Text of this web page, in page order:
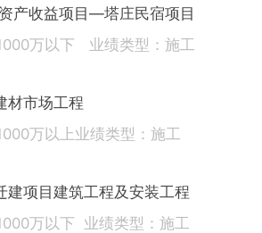
产收益项目—塔庄民宿项目
万以下
业绩类型：施工
材市场工程
万以上业绩类型：施工
建项目建筑工程及安装工程
万以下
业绩类型：施工